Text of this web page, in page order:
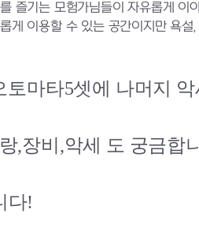
즐기는 모험가님들이 자유롭게 이
게 이용할 수 있는 공간이지만 욕
토마타5셋에 나머지
,장비,악세 도 궁금합
다!